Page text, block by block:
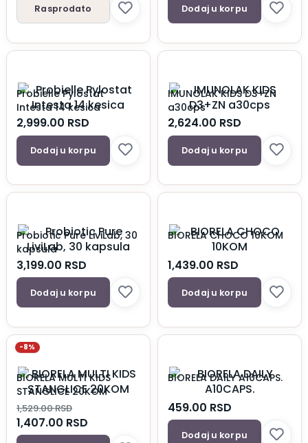
Rasprodato Dodaj u korpu
Probielle Pylostat
Intesta 14 kesica
2,999.00 RSD
Dodaj u korpu
IMUNOLAK KIDS D3+ZN
a30cps
2,624.00 RSD
Dodaj u korpu
Probiotic Pure LiviLab, 30
kapsula
3,199.00 RSD
Dodaj u korpu
BIORELA CHOCO 10KOM
1,439.00 RSD
Dodaj u korpu
-8%
BIORELA MULTI KIDS
STANGLICE 20KOM
1,529.00RSD
1,407.00 RSD
BIORELA DAILY A10CAPS.
459.00 RSD
Dodaj u korpu